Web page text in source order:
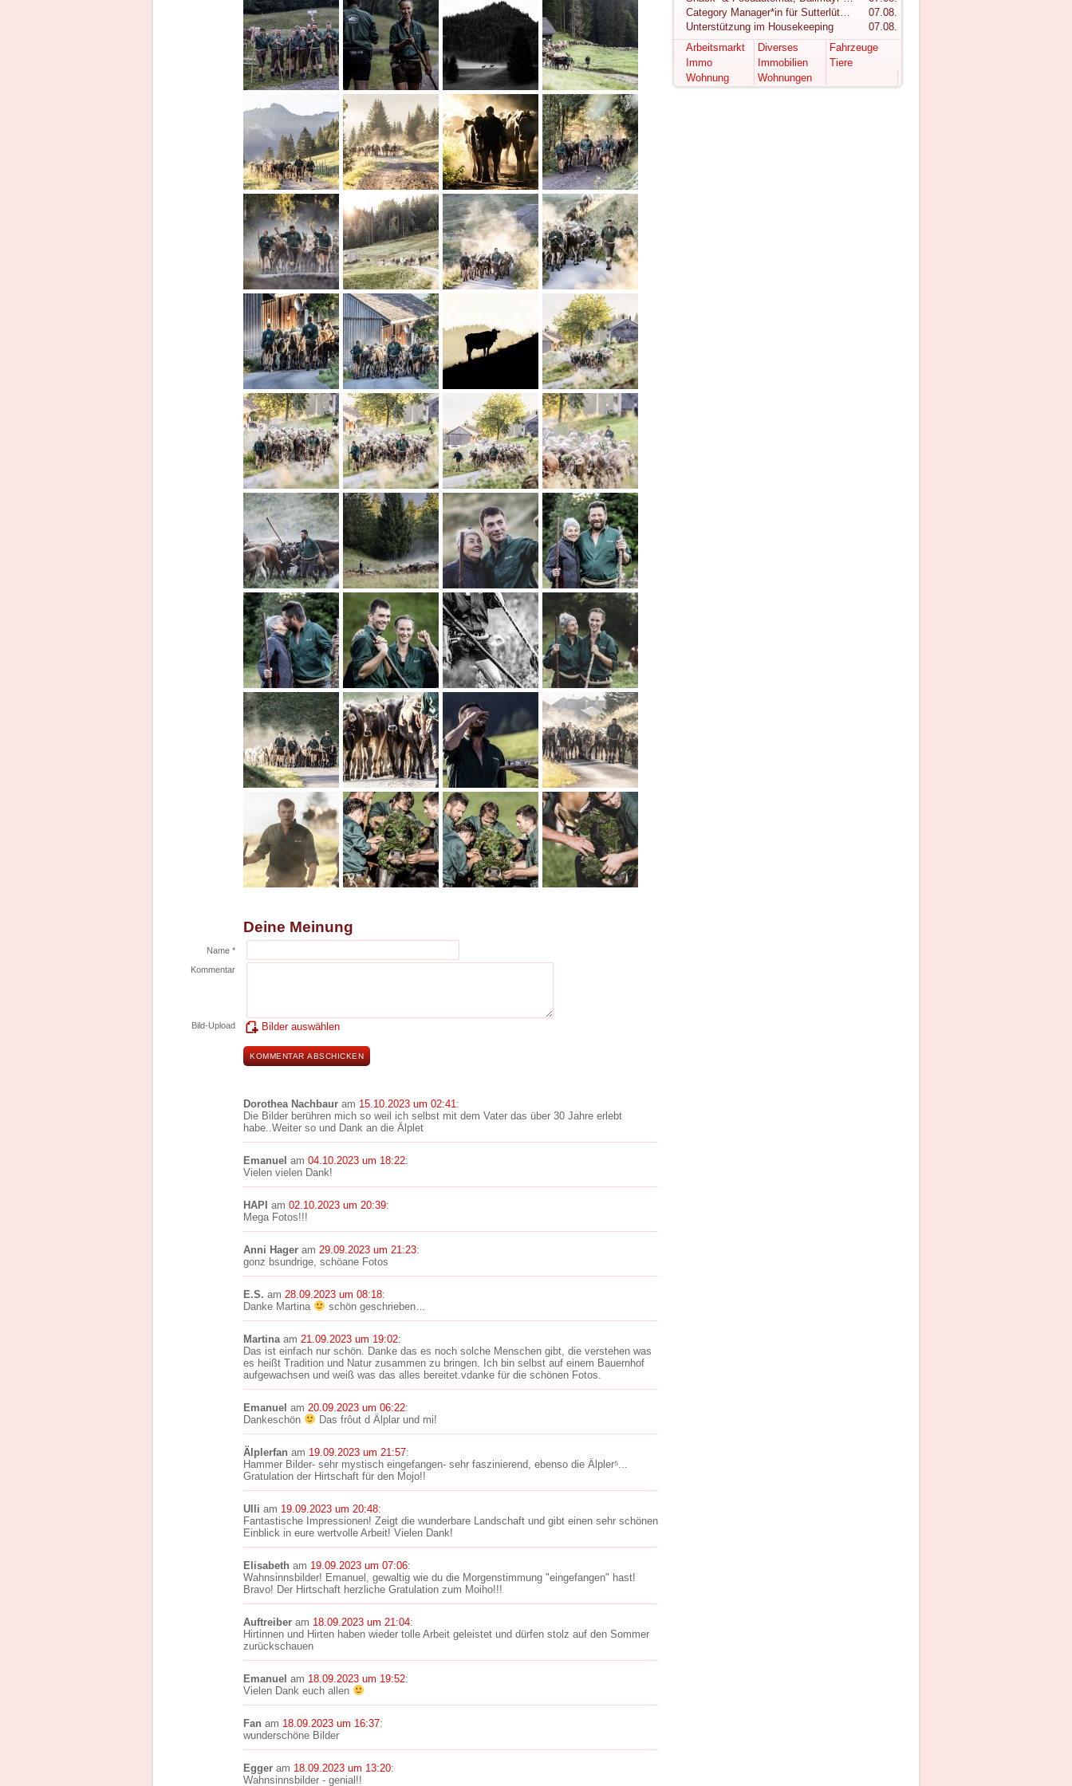
Deine Meinung
Name *
Kommentar
Bild-Upload Bilder auswählen
Dorothea Nachbaur am 15.10.2023 um 02:41:
Die Bilder berühren mich so weil ich selbst mit dem Vater das über 30 Jahre erlebt
habe..Weiter so und Dank an die Älplet
Emanuel am 04.10.2023 um 18:22:
Vielen vielen Dank!
HAPI am 02.10.2023 um 20:39:
Mega Fotos!!!
Anni Hager am 29.09.2023 um 21:23:
gonz bsundrige, schöane Fotos
E.S. am 28.09.2023 um 08:18:
Danke Martina
schön geschrieben…
Martinaam 21.09.2023 um 19:02:
Das ist einfach nur schön. Danke das es noch solche Menschen gibt, die verstehen was
es heißt Tradition und Natur zusammen zu bringen. Ich bin selbst auf einem Bauernhof
aufgewachsen und weiß was das alles bereitet.vdanke für die schönen Fotos.
Emanuel am 20.09.2023 um 06:22:
Dankeschön
Das frôut d Älplar und mi!
Älplerfan am 19.09.2023 um 21:57:
Hammer Bilder- sehr mystisch eingefangen- sehr faszinierend, ebenso die Älpler⁵...
Gratulation der Hirtschaft für den Mojo!!
Ulli am 19.09.2023 um 20:48:
Fantastische Impressionen! Zeigt die wunderbare Landschaft und gibt einen sehr schönen
Einblick in eure wertvolle Arbeit! Vielen Dank!
Elisabeth am 19.09.2023 um 07:06:
Wahnsinnsbilder! Emanuel, gewaltig wie du die Morgenstimmung "eingefangen" hast!
Bravo! Der Hirtschaft herzliche Gratulation zum Moiho!!!
Auftreiber am 18.09.2023 um 21:04:
Hirtinnen und Hirten haben wieder tolle Arbeit geleistet und dürfen stolz auf den Sommer
zurückschauen
Emanuel am 18.09.2023 um 19:52:
Vielen Dank euch allen
Fan am 18.09.2023 um 16:37:
wunderschöne Bilder
Egger am 18.09.2023 um 13:20:
Wahnsinnsbilder - genial!!
Category Manager*in für Sutterlüty gesucht
07.08.
Unterstützung im Housekeeping
07.08.
Arbeitsmarkt
Diverses
Fahrzeuge
Immo
Immobilien
Tiere
Wohnung
Wohnungen